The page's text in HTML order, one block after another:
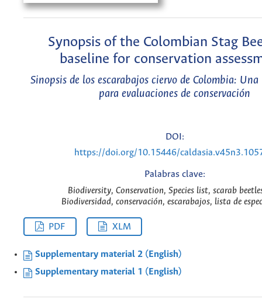
Synopsis of the Colombian Stag
baseline for conservation
Sinopsis de los escarabajos ciervo de Colombia: Una
para evaluaciones de conservación
DOI:
https://doi.org/10.15446/
Palabras clave:
Biodiversity, Conservation, Species list, scarab
Biodiversidad, conservación, escarabajos, lista de
PDF XLM
Supplementary material 2 (English)
Supplementary material 1 (English)